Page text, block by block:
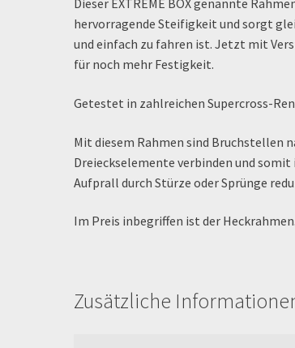
Dieser EXTREME BOX genannte
hervorragende Steifigkeit und sorgt
und einfach zu fahren ist. Jetzt mit
für noch mehr Festigkeit.
Getestet in zahlreichen Supercross-
Mit diesem Rahmen sind Bruchstellen
Dreieckselemente verbinden und
Aufprall durch Stürze oder Sprünge
Im Preis inbegriffen ist der Heckrahmen.
Zusätzliche